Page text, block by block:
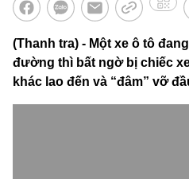
(Thanh tra) - Một xe ô tô
đường thì bất ngờ bị chiếc
khác lao đến và “đâm” vỡ